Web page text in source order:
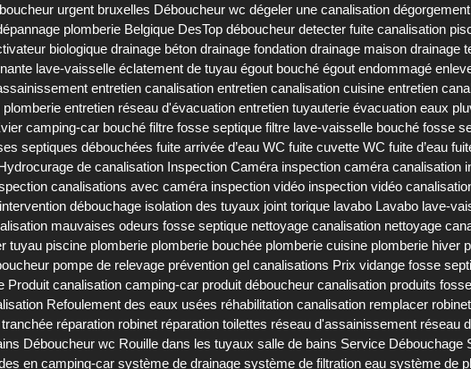
urgent bruxelles Déboucheur wc dégeler une canalisation
plomberie Belgique DesTop déboucheur detecter fuite canalisation
biologique drainage béton drainage fondation drainage maison drainage
lave-vaisselle éclatement de tuyau égout bouché égout endommagé
entretien canalisation entretien canalisation cuisine entretien
plomberie entretien réseau d'évacuation entretien tuyauterie évacuation eaux
camping-car bouché filtre fosse septique filtre lave-vaisselle bouché fosse
septiques débouchées fuite arrivée d’eau WC fuite cuvette WC fuite d’eau
de canalisation Inspection Caméra inspection caméra canalisation
canalisations avec caméra inspection vidéo inspection vidéo
intervention débouchage isolation des tuyaux joint torique lavabo Lavabo lave-
mauvaises odeurs fosse septique nettoyage canalisation nettoyage
tuyau piscine plomberie plomberie bouchée plomberie cuisine plomberie hiver
pompe de relevage prévention gel canalisations Prix vidange fosse
Produit canalisation camping-car produit déboucheur canalisation produits
Refoulement des eaux usées réhabilitation canalisation remplacer robinet
réparation robinet réparation toilettes réseau d'assainissement réseau
Déboucheur wc Rouille dans les tuyaux salle de bains Service Débouchage
en camping-car système de drainage système de filtration eau système de